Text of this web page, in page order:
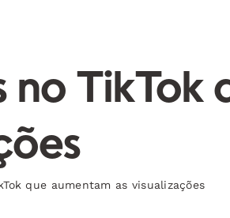
no TikTok
que aumentam as visualizações